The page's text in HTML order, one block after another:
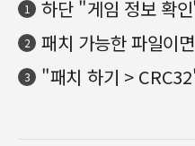
1 하단 "게임 정보 확
2 패치 가능한 파일이
3 "패치 하기 >